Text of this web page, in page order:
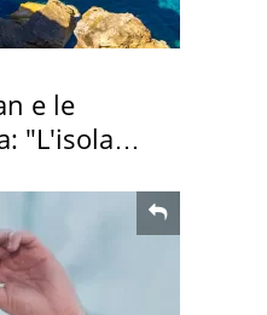
e le
"L'isola